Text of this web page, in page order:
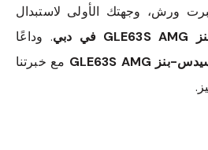
ورش، وجهتك الأولى لاستبدال
. وداعًا
مع خبرتنا